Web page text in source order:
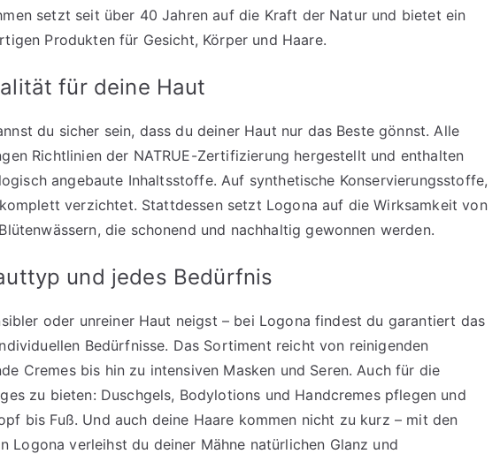
setzt seit über 40 Jahren auf die Kraft der Natur und bietet ein
Produkten für Gesicht, Körper und Haare.
für deine Haut
du sicher sein, dass du deiner Haut nur das Beste gönnst. Alle
Richtlinien der NATRUE-Zertifizierung hergestellt und enthalten
angebaute Inhaltsstoffe. Auf synthetische Konservierungsstoffe,
verzichtet. Stattdessen setzt Logona auf die Wirksamkeit von
die schonend und nachhaltig gewonnen werden.
und jedes Bedürfnis
oder unreiner Haut neigst – bei Logona findest du garantiert das
Bedürfnisse. Das Sortiment reicht von reinigenden
Cremes bis hin zu intensiven Masken und Seren. Auch für die
zu bieten: Duschgels, Bodylotions und Handcremes pflegen und
bis Fuß. Und auch deine Haare kommen nicht zu kurz – mit den
Logona verleihst du deiner Mähne natürlichen Glanz und